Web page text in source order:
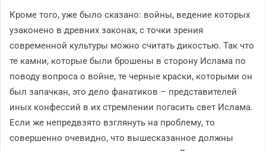
Кроме того, уже было сказано: войны, ведение которых
узаконено в древних законах, с точки зрения
современной культуры можно считать дикостью. Так что
те камни, которые были брошены в сторону Ислама по
поводу вопроса о войне, те черные краски, которыми он
был запачкан, это дело фанатиков – представителей
иных конфессий в их стремлении погасить свет Ислама.
Если же непредвзято взглянуть на проблему, то
совершенно очевидно, что вышесказанное должны